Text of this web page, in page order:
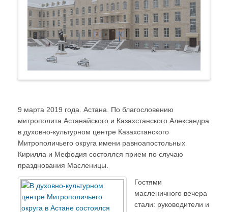
9 марта 2019 года. Астана. По благословению
митрополита Астанайского и Казахстанского Александра
в духовно-культурном центре Казахстанского
Митрополичьего округа имени равноапостольных
Кирилла и Мефодия состоялся прием по случаю
празднования Масленицы.
Гостями
масленичного вечера
стали: руководители и